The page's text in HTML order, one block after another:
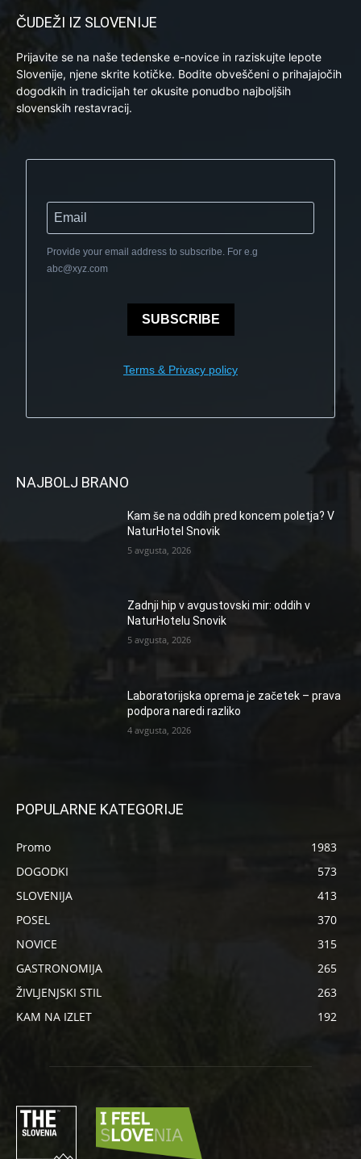
ČUDEŽI IZ SLOVENIJE
Prijavite se na naše tedenske e-novice in raziskujte lepote
Slovenije, njene skrite kotičke. Bodite obveščeni o prihajajočih
dogodkih in tradicijah ter okusite ponudbo najboljših
slovenskih restavracij.
Provide your email address to subscribe. For e.g
abc@xyz.com
SUBSCRIBE
Terms & Privacy policy
NAJBOLJ BRANO
Kam še na oddih pred koncem poletja? V
NaturHotel Snovik
5 avgusta, 2026
Zadnji hip v avgustovski mir: oddih v
NaturHotelu Snovik
5 avgusta, 2026
Laboratorijska oprema je začetek – prava
podpora naredi razliko
4 avgusta, 2026
POPULARNE KATEGORIJE
Promo
1983
DOGODKI
573
SLOVENIJA
413
POSEL
370
NOVICE
315
GASTRONOMIJA
265
ŽIVLJENJSKI STIL
263
KAM NA IZLET
192